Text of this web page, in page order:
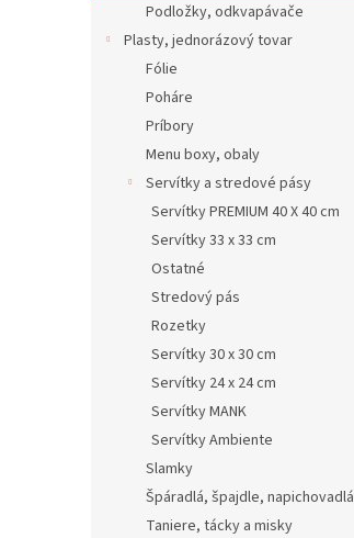
Podložky, odkvapávače
Plasty, jednorázový tovar
Fólie
Poháre
Príbory
Menu boxy, obaly
Servítky a stredové pásy
Servítky PREMIUM 40 X 40 cm
Servítky 33 x 33 cm
Ostatné
Stredový pás
Rozetky
Servítky 30 x 30 cm
Servítky 24 x 24 cm
Servítky MANK
Servítky Ambiente
Slamky
Špáradlá, špajdle, napichovadlá
Taniere, tácky a misky